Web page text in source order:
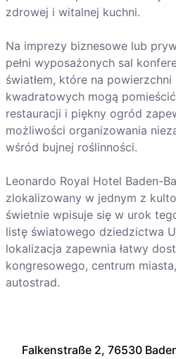
Falkenstraße 2, 76530
zdrowej i witalnej kuchni.
Na imprezy biznesowe lub
pełni wyposażonych sal
światłem, które na powierzchni
kwadratowych mogą
restauracji i piękny ogród
możliwości organizowania
wśród bujnej roślinności.
Leonardo Royal Hotel Baden-
zlokalizowany w jednym z
świetnie wpisuje się w urok
listę światowego dziedzictwa
lokalizacja zapewnia łatwy
kongresowego, centrum
autostrad.